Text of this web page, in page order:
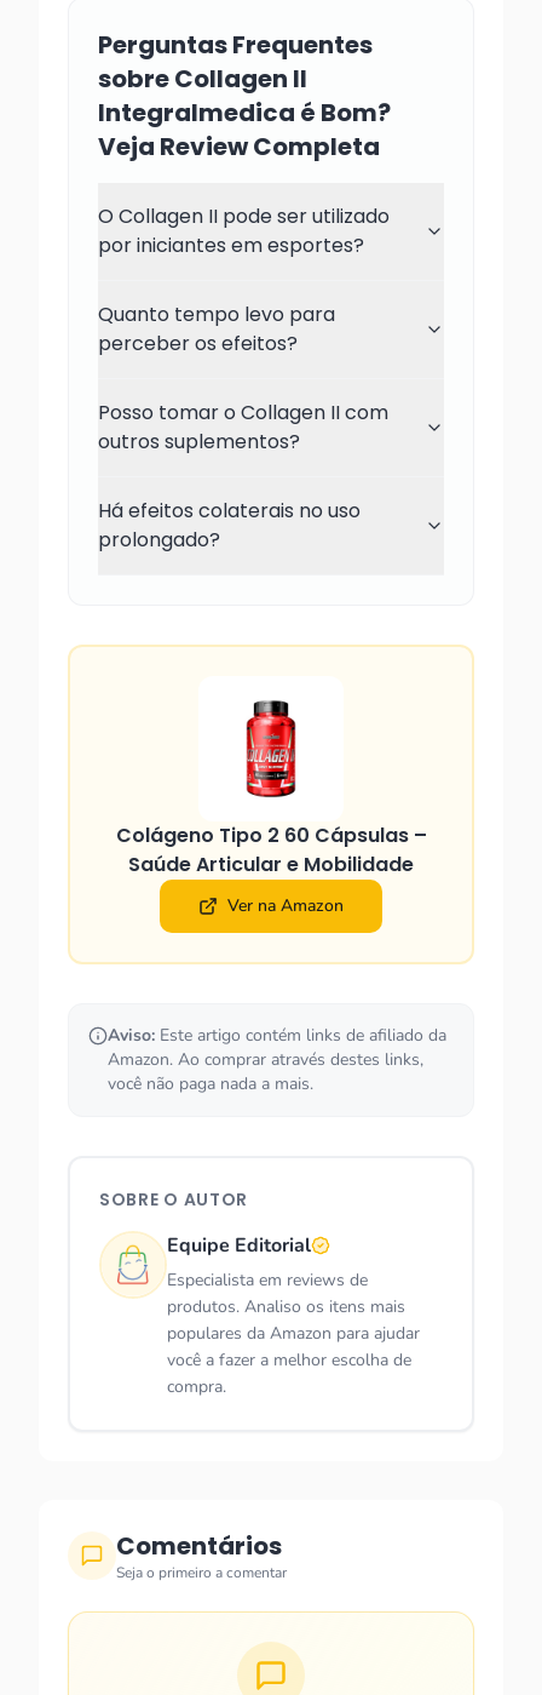
Perguntas Frequentes
sobre Collagen II
Integralmedica é Bom?
Veja Review Completa
O Collagen II pode ser utilizado
por iniciantes em esportes?
Quanto tempo levo para
perceber os efeitos?
Posso tomar o Collagen II com
outros suplementos?
Há efeitos colaterais no uso
prolongado?
Colágeno Tipo 2 60 Cápsulas –
Saúde Articular e Mobilidade
Ver na Amazon
Aviso: Este artigo contém links de afiliado da
Amazon. Ao comprar através destes links,
você não paga nada a mais.
SOBRE O AUTOR
Equipe Editorial
Especialista em reviews de
produtos. Analiso os itens mais
populares da Amazon para ajudar
você a fazer a melhor escolha de
compra.
Comentários
Seja o primeiro a comentar